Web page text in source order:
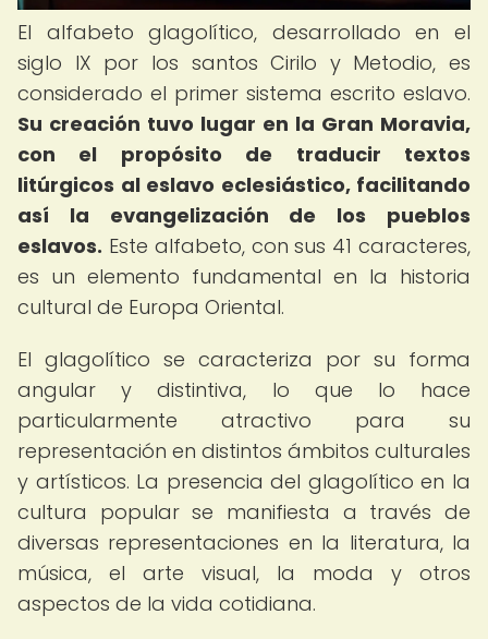
El alfabeto glagolítico, desarrollado en el
siglo IX por los santos Cirilo y Metodio, es
considerado el primer sistema escrito eslavo.
Su creación tuvo lugar en la Gran Moravia,
con el propósito de traducir textos
litúrgicos al eslavo eclesiástico, facilitando
así la evangelización de los pueblos
eslavos. Este alfabeto, con sus 41 caracteres,
es un elemento fundamental en la historia
cultural de Europa Oriental.
El glagolítico se caracteriza por su forma
angular y distintiva, lo que lo hace
particularmente atractivo para su
representación en distintos ámbitos culturales
y artísticos. La presencia del glagolítico en la
cultura popular se manifiesta a través de
diversas representaciones en la literatura, la
música, el arte visual, la moda y otros
aspectos de la vida cotidiana.